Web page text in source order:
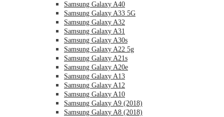
Samsung Galaxy A40
Samsung Galaxy A33 5G
Samsung Galaxy A32
Samsung Galaxy A31
Samsung Galaxy A30s
Samsung Galaxy A22 5g
Samsung Galaxy A21s
Samsung Galaxy A20e
Samsung Galaxy A13
Samsung Galaxy A12
Samsung Galaxy A10
Samsung Galaxy A9 (2018)
Samsung Galaxy A8 (2018)